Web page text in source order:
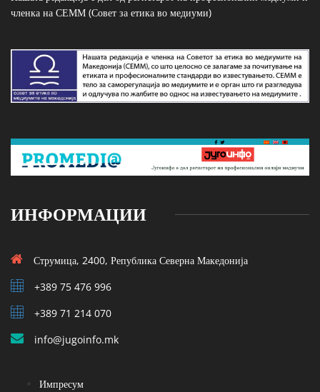
членка на СЕММ (Совет за етика во медиуми)
ИНФОРМАЦИИ
Струмица, 2400, Република Северна Македонија
+389 75 476 996
+389 71 214 070
info@jugoinfo.mk
Импресум